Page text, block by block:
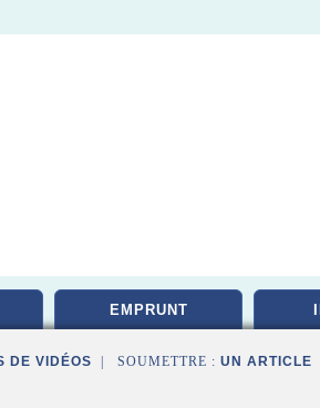
EMPRUNT
DE VIDÉOS | SOUMETTRE : UN ARTICLE